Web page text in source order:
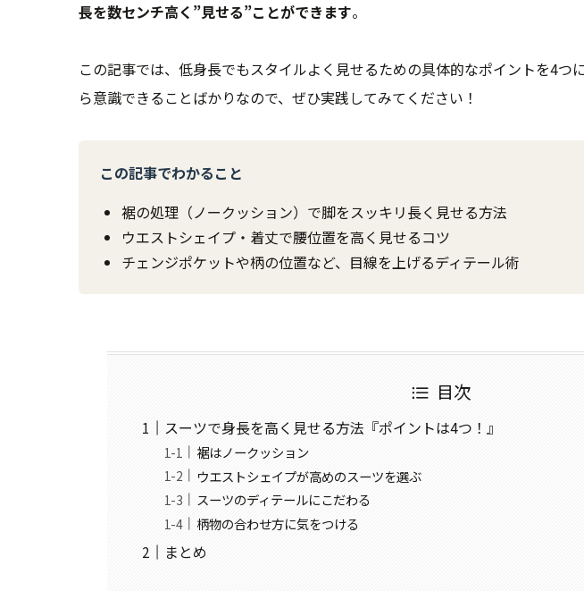
長を数センチ高く”見せる”ことができます。
この記事では、低身長でもスタイルよく見せるための具体的なポイントを4つ
ら意識できることばかりなので、ぜひ実践してみてください！
この記事でわかること
裾の処理（ノークッション）で脚をスッキリ長く見せる方法
ウエストシェイプ・着丈で腰位置を高く見せるコツ
チェンジポケットや柄の位置など、目線を上げるディテール術
目次
スーツで身長を高く見せる方法『ポイントは4つ！』
裾はノークッション
ウエストシェイプが高めのスーツを選ぶ
スーツのディテールにこだわる
柄物の合わせ方に気をつける
まとめ